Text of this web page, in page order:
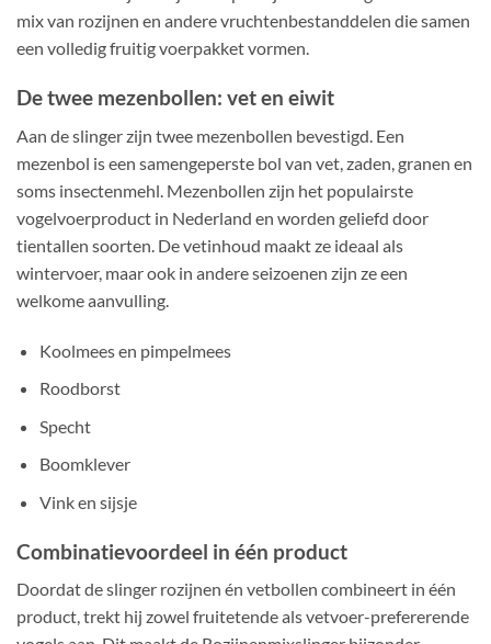
mix van rozijnen en andere vruchtenbestanddelen die samen
een volledig fruitig voerpakket vormen.
De twee mezenbollen: vet en eiwit
Aan de slinger zijn twee mezenbollen bevestigd. Een
mezenbol is een samengeperste bol van vet, zaden, granen en
soms insectenmehl. Mezenbollen zijn het populairste
vogelvoerproduct in Nederland en worden geliefd door
tientallen soorten. De vetinhoud maakt ze ideaal als
wintervoer, maar ook in andere seizoenen zijn ze een
welkome aanvulling.
Koolmees en pimpelmees
Roodborst
Specht
Boomklever
Vink en sijsje
Combinatievoordeel in één product
Doordat de slinger rozijnen én vetbollen combineert in één
product, trekt hij zowel fruitetende als vetvoer-prefererende